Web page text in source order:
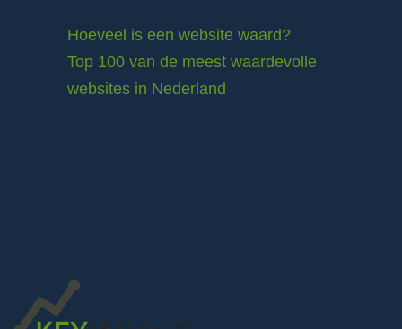
Hoeveel is een website waard?
Top 100 van de meest waardevolle
websites in Nederland